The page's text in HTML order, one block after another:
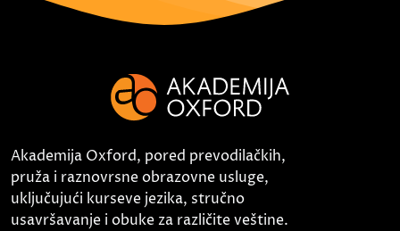
Akademija Oxford, pored prevodilačkih,
pruža i raznovrsne obrazovne usluge,
uključujući kurseve jezika, stručno
usavršavanje i obuke za različite veštine.